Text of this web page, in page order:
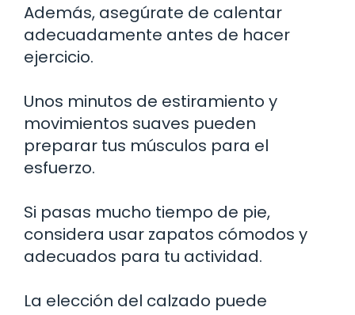
Además, asegúrate de calentar
adecuadamente antes de hacer
ejercicio.
Unos minutos de estiramiento y
movimientos suaves pueden
preparar tus músculos para el
esfuerzo.
Si pasas mucho tiempo de pie,
considera usar zapatos cómodos y
adecuados para tu actividad.
La elección del calzado puede